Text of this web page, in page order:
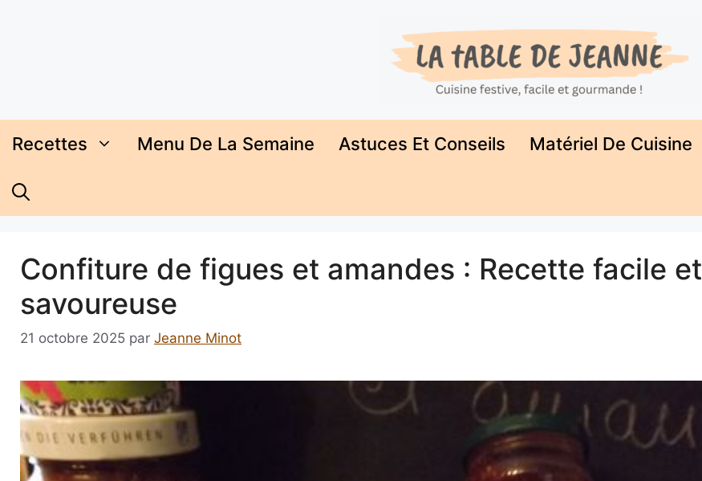
Recettes Menu De La Semaine Astuces Et Conseils Matériel De Cuisine
Confiture de figues et amandes : Recette facile et
savoureuse
21 octobre 2025 par Jeanne Minot